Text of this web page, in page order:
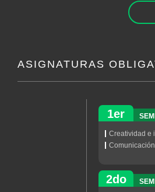
ASIGNATURAS
1er
Creatividad e
2do